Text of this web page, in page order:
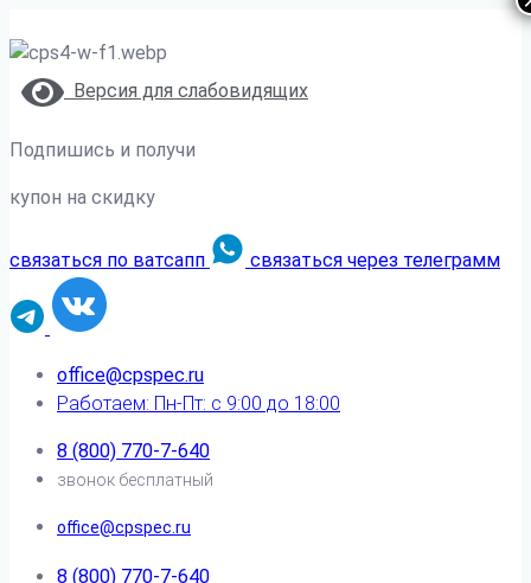
Версия для слабовидящих
Подпишись и получи
купон на скидку
связаться по ватсапп связаться через телеграмм
office@cpspec.ru
Работаем: Пн-Пт: с 9:00 до 18:00
8 (800) 770-7-640
звонок бесплатный
office@cpspec.ru
8 (800) 770-7-640